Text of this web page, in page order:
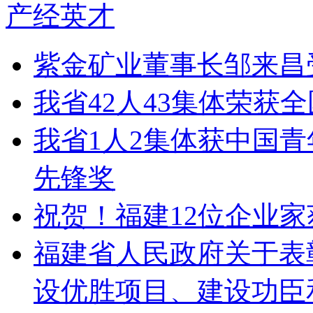
产经英才
紫金矿业董事长邹来
我省42人43集体荣获
我省1人2集体获中国
先锋奖
祝贺！福建12位企业
福建省人民政府关于
设优胜项目、建设功